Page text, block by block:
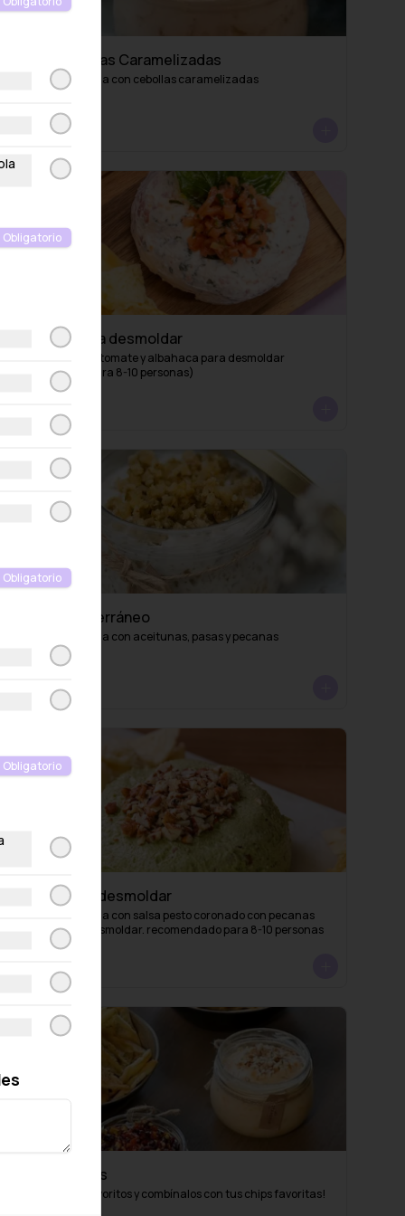
Queso Cebollas Caramelizadas
Dip de queso crema con cebollas caramelizadas
S/ 36.00
Capresse para desmoldar
Queso crema con tomate y albahaca para desmoldar
(recomendado para 8-10 personas)
Queso Mediterráneo
Dip de queso crema con aceitunas, pasas y pecanas
S/ 36.00
Al pesto para desmoldar
Dip de queso crema con salsa pesto coronado con pecanas
tostadas. Para desmoldar. recomendado para 8-10 personas
2 Dips +2 Chips
Elige tus 2 dips favoritos y combínalos con tus chips favoritas!
Obligatorio
Obligatorio
Obligatorio